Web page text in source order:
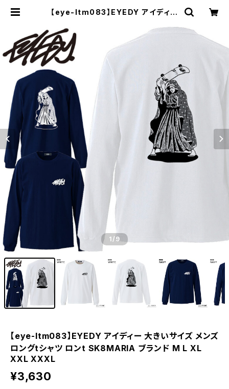
【eye-ltm083】EYEDY アイディー
ンt SK8MARIA ブランド M L XL X
XL XXXL | セレクトショップ【P.C.
H】
1 /9
【eye-ltm083】EYEDY アイディー 大きいサイズ メンズ
ロングtシャツ ロンt SK8MARIA ブランド M L XL
XXL XXXL
¥3,630